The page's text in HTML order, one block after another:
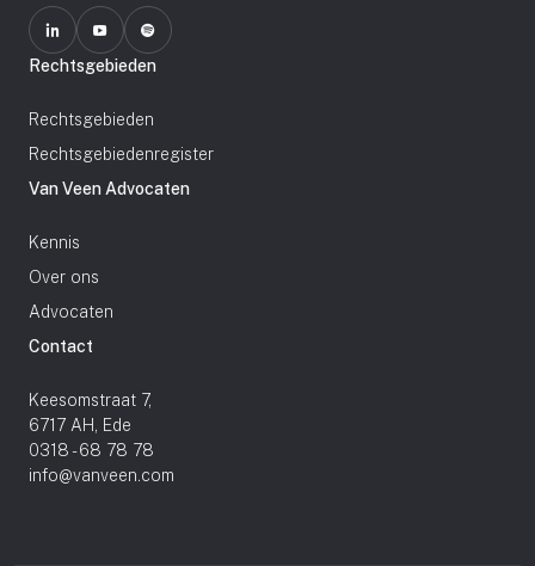
Rechtsgebieden
Rechtsgebieden
Rechtsgebiedenregister
Van Veen Advocaten
Kennis
Over ons
Advocaten
Contact
Keesomstraat 7,
6717 AH, Ede
0318 - 68 78 78
info@vanveen.com